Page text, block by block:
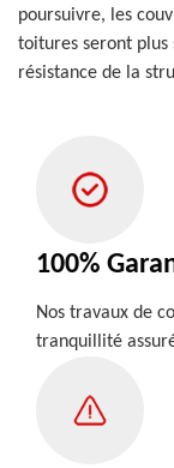
poursuivre, les
toitures seront plus
résistance de la
100%
Nos travaux de
tranquillité